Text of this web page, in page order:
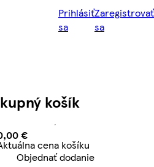
Prihlásiť
sa
Zaregistrovať
sa
košík
€ Aktuálna cena košíku
€
cena košíku
Objednať dodanie